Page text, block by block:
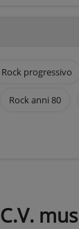
Rock progressivo
Rock anni 80
C.V.